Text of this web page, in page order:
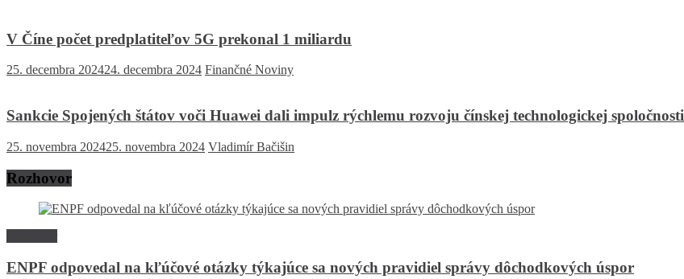
V Číne počet predplatiteľov 5G prekonal 1 miliardu
25. decembra 202424. decembra 2024 Finančné Noviny
Sankcie Spojených štátov voči Huawei dali impulz rýchlemu rozvoju čínskej technologickej spoločnosti
25. novembra 202425. novembra 2024 Vladimír Bačišin
Rozhovor
ENPF odpovedal na kľúčové otázky týkajúce sa nových pravidiel správy dôchodkových úspor